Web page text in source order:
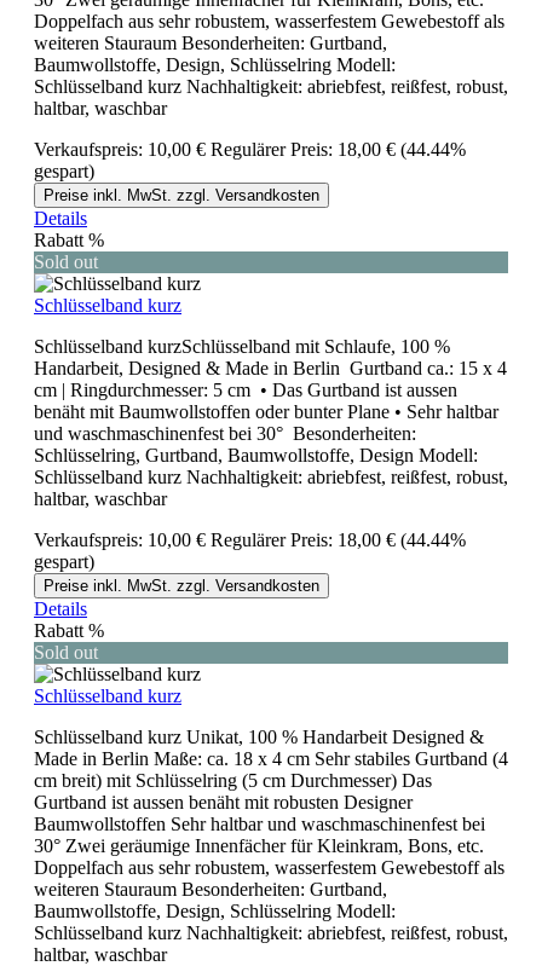
Doppelfach aus sehr robustem, wasserfestem Gewebestoff als
weiteren Stauraum Besonderheiten: Gurtband,
Baumwollstoffe, Design, Schlüsselring Modell:
Schlüsselband kurz Nachhaltigkeit: abriebfest, reißfest, robust,
haltbar, waschbar
Verkaufspreis: 10,00 € Regulärer Preis: 18,00 € (44.44%
gespart)
Preise inkl. MwSt. zzgl. Versandkosten
Details
Rabatt %
Sold out
Schlüsselband kurz
Schlüsselband kurzSchlüsselband mit Schlaufe, 100 %
Handarbeit, Designed & Made in Berlin Gurtband ca.: 15 x 4
cm | Ringdurchmesser: 5 cm • Das Gurtband ist aussen
benäht mit Baumwollstoffen oder bunter Plane • Sehr haltbar
und waschmaschinenfest bei 30° Besonderheiten:
Schlüsselring, Gurtband, Baumwollstoffe, Design Modell:
Schlüsselband kurz Nachhaltigkeit: abriebfest, reißfest, robust,
haltbar, waschbar
Verkaufspreis: 10,00 € Regulärer Preis: 18,00 € (44.44%
gespart)
Preise inkl. MwSt. zzgl. Versandkosten
Details
Rabatt %
Sold out
Schlüsselband kurz
Schlüsselband kurz Unikat, 100 % Handarbeit Designed &
Made in Berlin Maße: ca. 18 x 4 cm Sehr stabiles Gurtband (4
cm breit) mit Schlüsselring (5 cm Durchmesser) Das
Gurtband ist aussen benäht mit robusten Designer
Baumwollstoffen Sehr haltbar und waschmaschinenfest bei
30° Zwei geräumige Innenfächer für Kleinkram, Bons, etc.
Doppelfach aus sehr robustem, wasserfestem Gewebestoff als
weiteren Stauraum Besonderheiten: Gurtband,
Baumwollstoffe, Design, Schlüsselring Modell:
Schlüsselband kurz Nachhaltigkeit: abriebfest, reißfest, robust,
haltbar, waschbar